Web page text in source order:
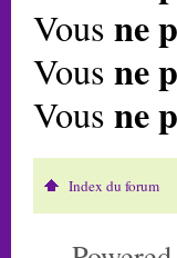
Vous ne
Vous ne
Vous ne
Index du forum